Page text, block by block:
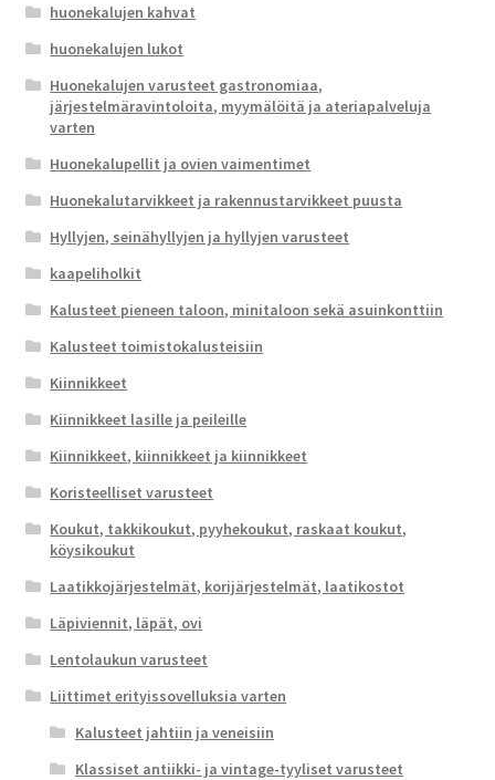
huonekalujen kahvat
huonekalujen lukot
Huonekalujen varusteet gastronomiaa,
järjestelmäravintoloita, myymälöitä ja ateriapalveluja
varten
Huonekalupellit ja ovien vaimentimet
Huonekalutarvikkeet ja rakennustarvikkeet puusta
Hyllyjen, seinähyllyjen ja hyllyjen varusteet
kaapeliholkit
Kalusteet pieneen taloon, minitaloon sekä asuinkonttiin
Kalusteet toimistokalusteisiin
Kiinnikkeet
Kiinnikkeet lasille ja peileille
Kiinnikkeet, kiinnikkeet ja kiinnikkeet
Koristeelliset varusteet
Koukut, takkikoukut, pyyhekoukut, raskaat koukut,
köysikoukut
Laatikkojärjestelmät, korijärjestelmät, laatikostot
Läpiviennit, läpät, ovi
Lentolaukun varusteet
Liittimet erityissovelluksia varten
Kalusteet jahtiin ja veneisiin
Klassiset antiikki- ja vintage-tyyliset varusteet